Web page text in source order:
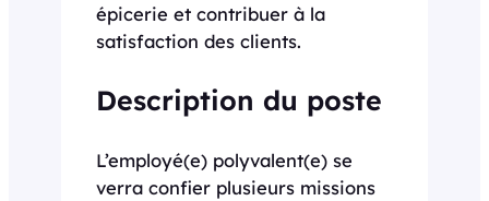
épicerie et contribuer à la
satisfaction des clients.
Description du poste
L’employé(e) polyvalent(e) se
verra confier plusieurs missions